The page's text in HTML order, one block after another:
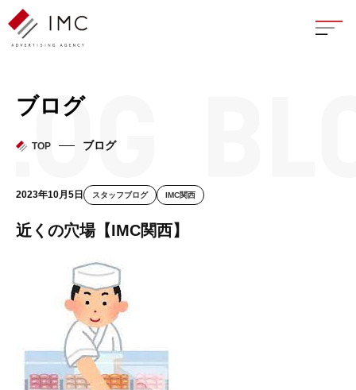
座談
ブログ
TOP ブログ
2023年10月5日 スタッフブログ IMC関西
近くの穴場【IMC関西】